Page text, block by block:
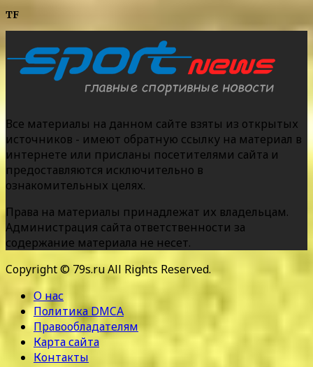
TF
Все материалы на данном сайте взяты из открытых
источников - имеют обратную ссылку на материал в
интернете или присланы посетителями сайта и
предоставляются исключительно в
ознакомительных целях.
Права на материалы принадлежат их владельцам.
Администрация сайта ответственности за
содержание материала не несет.
Copyright © 79s.ru All Rights Reserved.
О нас
Политика DMCA
Правообладателям
Карта сайта
Контакты